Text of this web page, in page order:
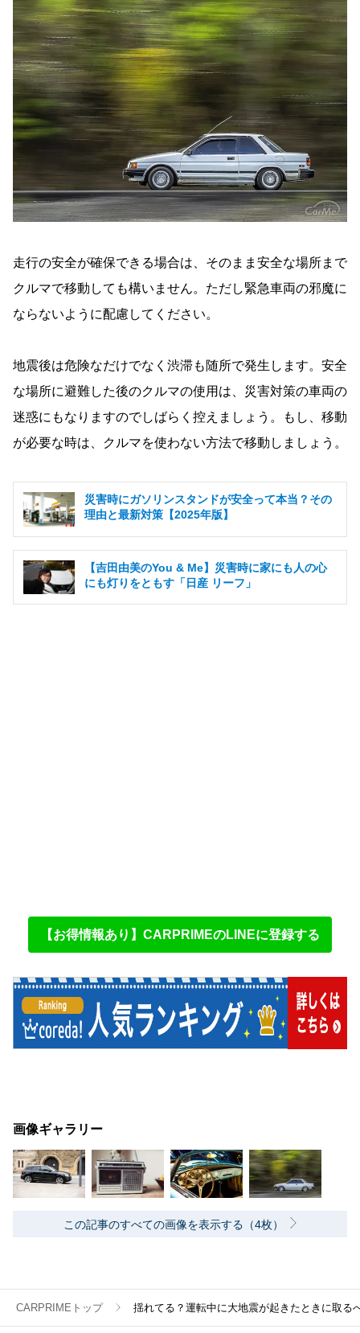
走行の安全が確保できる場合は、そのまま安全な場所まで
クルマで移動しても構いません。ただし緊急車両の邪魔に
ならないように配慮してください。
地震後は危険なだけでなく渋滞も随所で発生します。安全
な場所に避難した後のクルマの使用は、災害対策の車両の
迷惑にもなりますのでしばらく控えましょう。もし、移動
が必要な時は、クルマを使わない方法で移動しましょう。
災害時にガソリンスタンドが安全って本当？その
理由と最新対策【2025年版】
【吉田由美のYou & Me】災害時に家にも人の心
にも灯りをともす「日産 リーフ」
【お得情報あり】CARPRIMEのLINEに登録する
画像ギャラリー
この記事のすべての画像を表示する（4枚）
CARPRIMEトップ 揺れてる？運転中に大地震が起きたときに取る